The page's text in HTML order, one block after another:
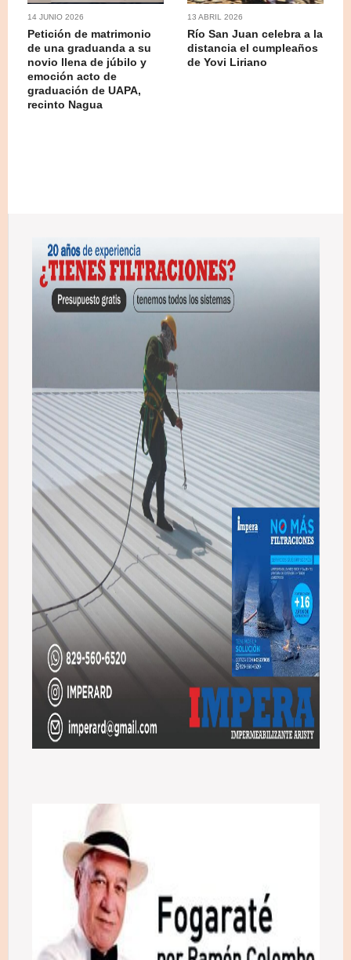
14 JUNIO 2026
Petición de matrimonio
de una graduanda a su
novio llena de júbilo y
emoción acto de
graduación de UAPA,
recinto Nagua
13 ABRIL 2026
Río San Juan celebra a la
distancia el cumpleaños
de Yovi Liriano